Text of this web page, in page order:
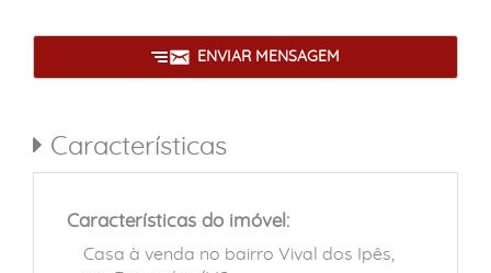
ENVIAR MENSAGEM
Características
Características do imóvel:
Casa à venda no bairro Vival dos Ipês,